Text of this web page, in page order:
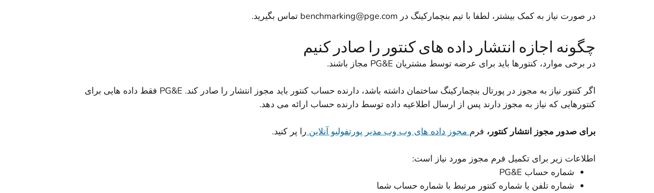
در صورت نیاز به کمک بیشتر، لطفا با تیم بنچمارکینگ در benchmarking@pge.com تماس بگیرید.
چگونه اجازه انتشار داده های کنتور را صادر کنیم
در برخی موارد، کنتورها باید برای عرضه توسط مشتریان PG&E مجاز باشند.
اگر کنتور نیاز به مجوز در پورتال بنچمارکینگ ساختمان داشته باشد، دارنده حساب کنتور باید مجوز انتشار را صادر کند. PG&E فقط داده هایی برای
کنتورهایی که نیاز به مجوز دارند پس از ارسال اطلاعیه داده توسط دارنده حساب ارائه می دهد.
برای صدور مجوز انتشار کنتور، فرم مجوز داده های وب وب مدیر پورتفولیو آنلاین را پر کنید.
اطلاعات زیر برای تکمیل فرم مجوز مورد نیاز است:
شماره حساب PG&E
شماره تلفن یا شماره کنتور مرتبط با شماره حساب شما